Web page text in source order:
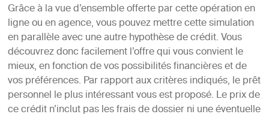
Grâce à la vue d’ensemble offerte par cette opération en
ligne ou en agence, vous pouvez mettre cette simulation
en parallèle avec une autre hypothèse de crédit. Vous
découvrez donc facilement l’offre qui vous convient le
mieux, en fonction de vos possibilités financières et de
vos préférences. Par rapport aux critères indiqués, le prêt
personnel le plus intéressant vous est proposé. Le prix de
ce crédit n’inclut pas les frais de dossier ni une éventuelle